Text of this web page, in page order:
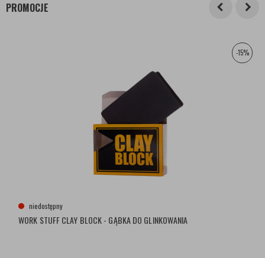
PROMOCJE
-15%
niedostępny
WORK STUFF CLAY BLOCK - GĄBKA DO GLINKOWANIA